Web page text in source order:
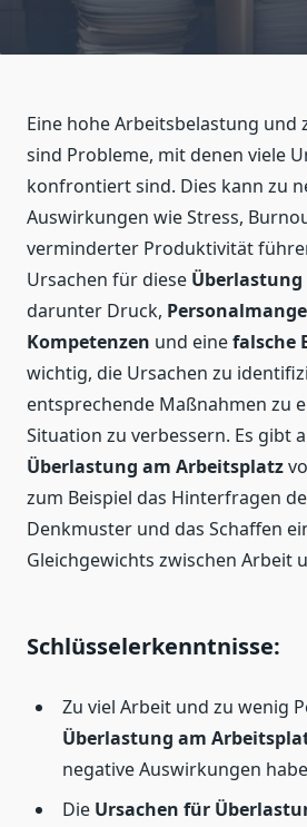
Eine hohe Arbeitsbelastung und
sind Probleme, mit denen viele
konfrontiert sind. Dies kann zu
Auswirkungen wie Stress,
verminderter Produktivität
Ursachen für diese
darunter Druck,
Kompetenzen und einefalsche
wichtig, die Ursachen zu
entsprechende Maßnahmen zu
Situation zu verbessern. Es gibt
Überlastung am Arbeitsplatz
zum Beispiel das Hinterfragen
Denkmuster und das Schaffen
Gleichgewichts zwischen Arbeit
Schlüsselerkenntnisse:
Zu viel Arbeit und zu wenig
Überlastung am
negative Auswirkungen
Die Ursachen für